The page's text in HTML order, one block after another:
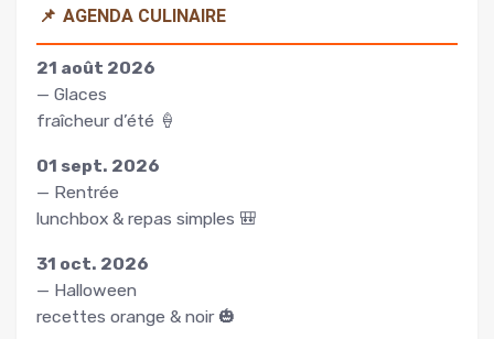
📌 AGENDA CULINAIRE
21 août 2026
— Glaces
fraîcheur d’été 🍦
01 sept. 2026
— Rentrée
lunchbox & repas simples 🎒
31 oct. 2026
— Halloween
recettes orange & noir 🎃